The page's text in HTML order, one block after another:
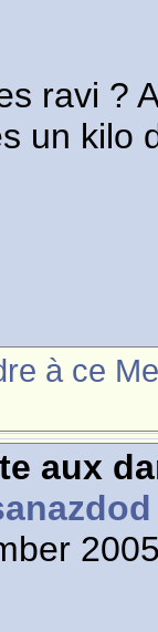
ravi ?
un kilo
à ce
aux